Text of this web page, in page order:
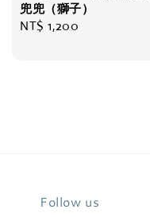
兜兜（獅子）
Regular
NT$ 1,200
Follow us